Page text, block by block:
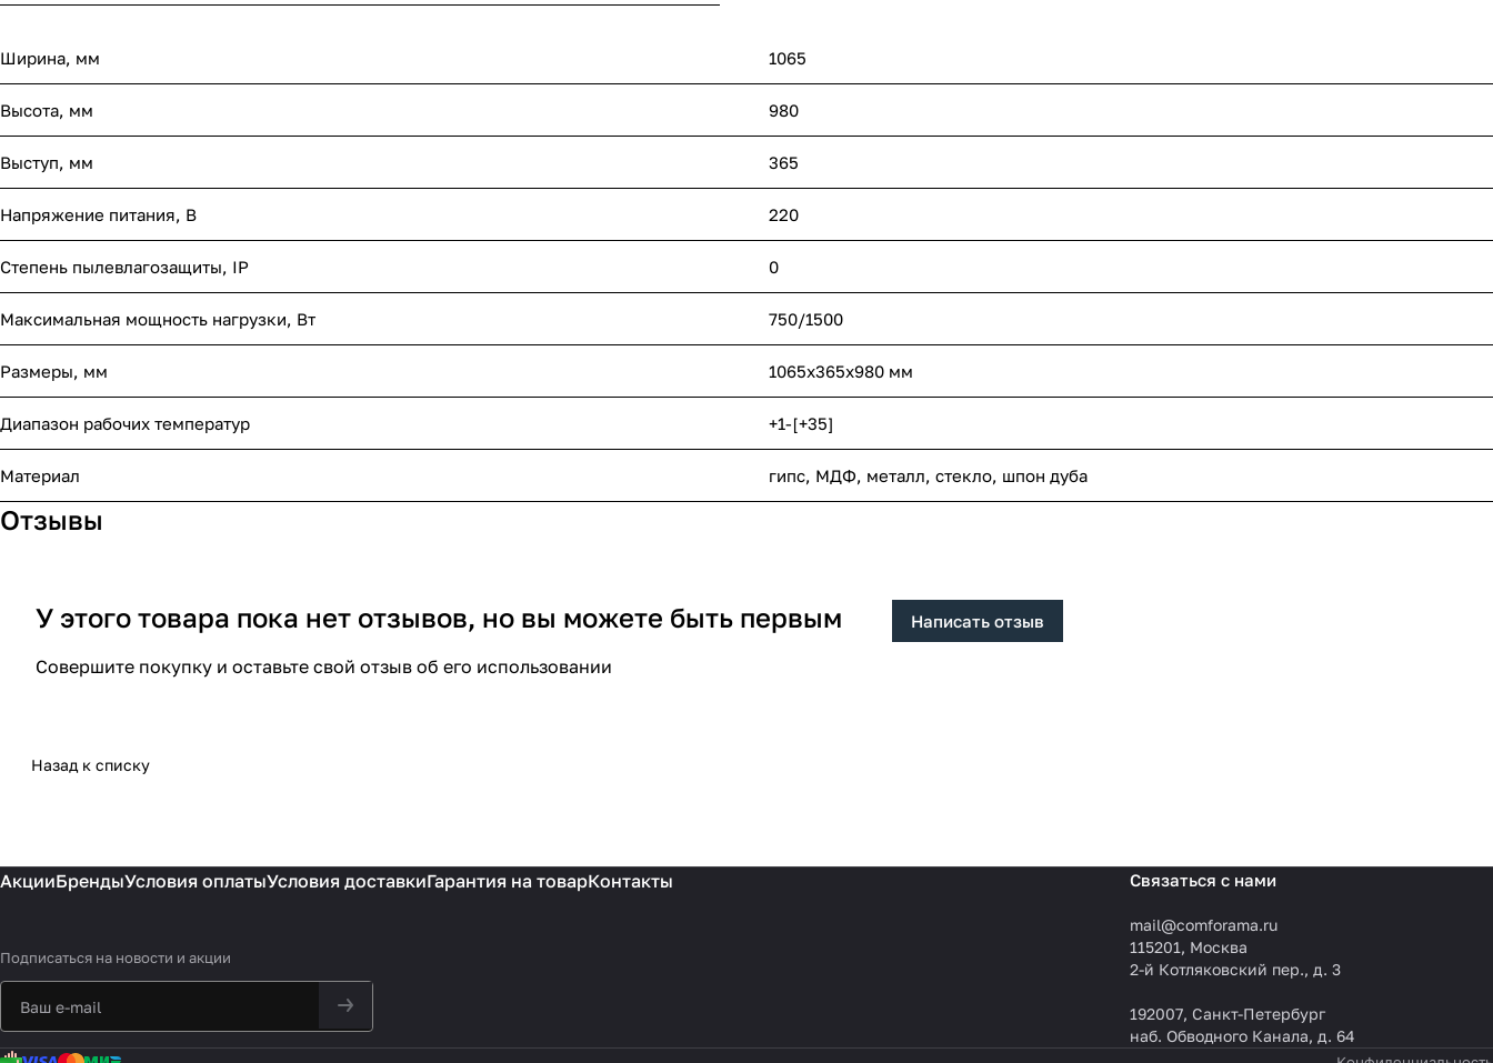
Ширина, мм 1065
Высота, мм 980
Выступ, мм 365
Напряжение питания, В 220
Степень пылевлагозащиты, IP 0
Максимальная мощность нагрузки, Вт 750/1500
Размеры, мм 1065x365x980 мм
Диапазон рабочих температур +1-[+35]
Материал гипс, МДФ, металл, стекло, шпон дуба
Отзывы
У этого товара пока нет отзывов, но вы можете быть первым
Совершите покупку и оставьте свой отзыв об его использовании
Написать отзыв
Назад к списку
АкцииБрендыУсловия оплатыУсловия доставкиГарантия на товарКонтакты
Подписаться на новости и акции
Связаться с нами
mail@comforama.ru
115201, Москва
2-й Котляковский пер., д. 3
192007, Санкт-Петербург
наб. Обводного Канала, д. 64